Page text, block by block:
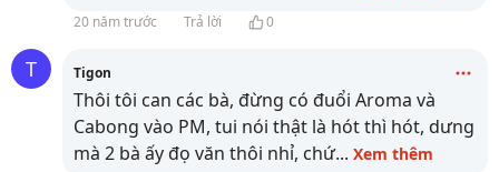
20 năm trước Trả lời 0
T Tigon
Thôi tôi can các bà, đừng có đuổi Aroma và
Cabong vào PM, tui nói thật là hót thì hót, dưng
mà 2 bà ấy đọ văn thôi nhỉ, chứ... Xem thêm